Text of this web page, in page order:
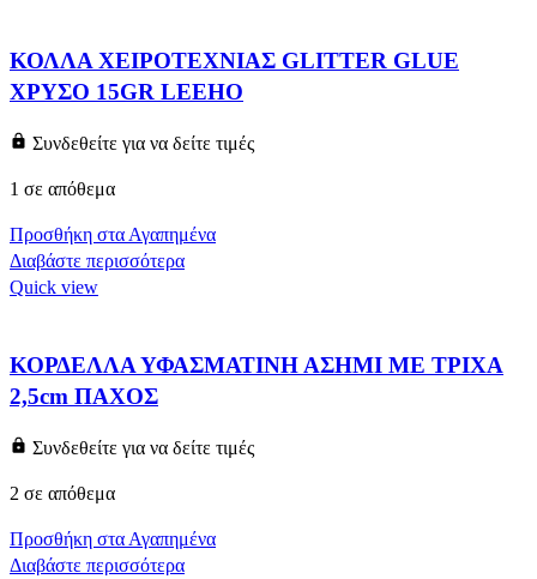
ΚΟΛΛΑ ΧΕΙΡΟΤΕΧΝΙΑΣ GLITTER GLUE
ΧΡΥΣΟ 15GR LEEHO
Συνδεθείτε για να δείτε τιμές
1 σε απόθεμα
Προσθήκη στα Αγαπημένα
Διαβάστε περισσότερα
Quick view
ΚΟΡΔΕΛΛΑ ΥΦΑΣΜΑΤΙΝΗ ΑΣΗΜΙ ΜΕ ΤΡΙΧΑ
2,5cm ΠΑΧΟΣ
Συνδεθείτε για να δείτε τιμές
2 σε απόθεμα
Προσθήκη στα Αγαπημένα
Διαβάστε περισσότερα